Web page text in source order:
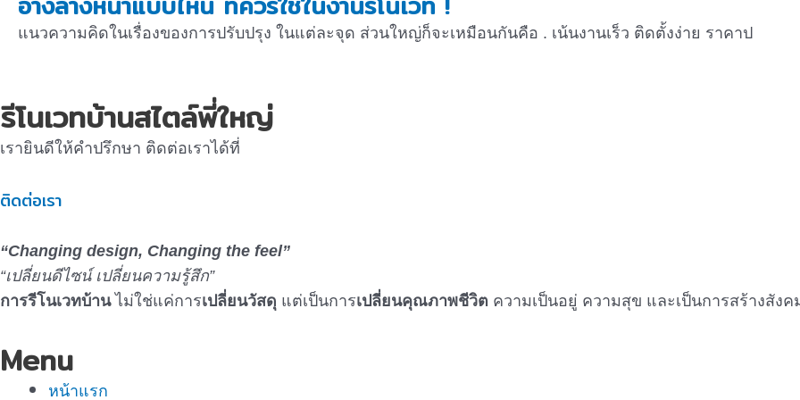
แนวความคิดในเรื่องของการปรับปรุง ในแต่ละจุด ส่วนใหญ่ก็จะเหมือนกันคือ . เน้นงานเร็ว ติดตั้งง่าย ราคาป
รีโนเวทบ้านสไตล์พี่ใหญ่
เรายินดีให้คำปรึกษา ติดต่อเราได้ที่
ติดต่อเรา
“Changing design, Changing the feel”
“เปลี่ยนดีไซน์ เปลี่ยนความรู้สึก”
การรีโนเวทบ้านไม่ใช่แค่การเปลี่ยนวัสดุ แต่เป็นการเปลี่ยนคุณภาพชีวิต ความเป็นอยู่ ความสุข และเป็นการสร้างสัง
Menu
หน้าแรก